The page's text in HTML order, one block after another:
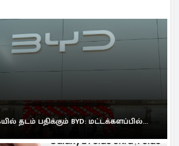
தடம் பதிக்கும் BYD: மட்டக்களப்பில்...